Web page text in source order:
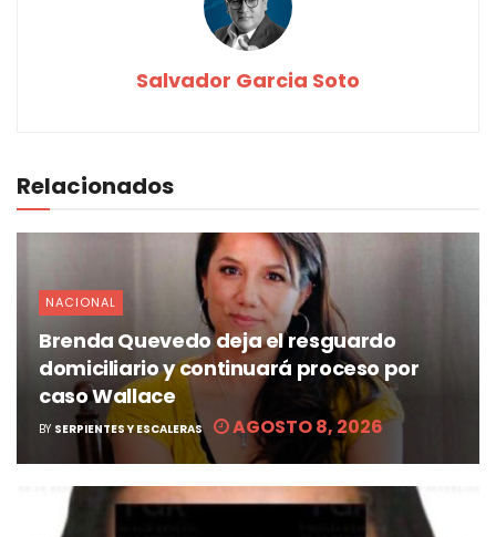
Salvador Garcia Soto
Relacionados
NACIONAL
Brenda Quevedo deja el resguardo
domiciliario y continuará proceso por
caso Wallace
BY SERPIENTES Y ESCALERAS AGOSTO 8, 2026